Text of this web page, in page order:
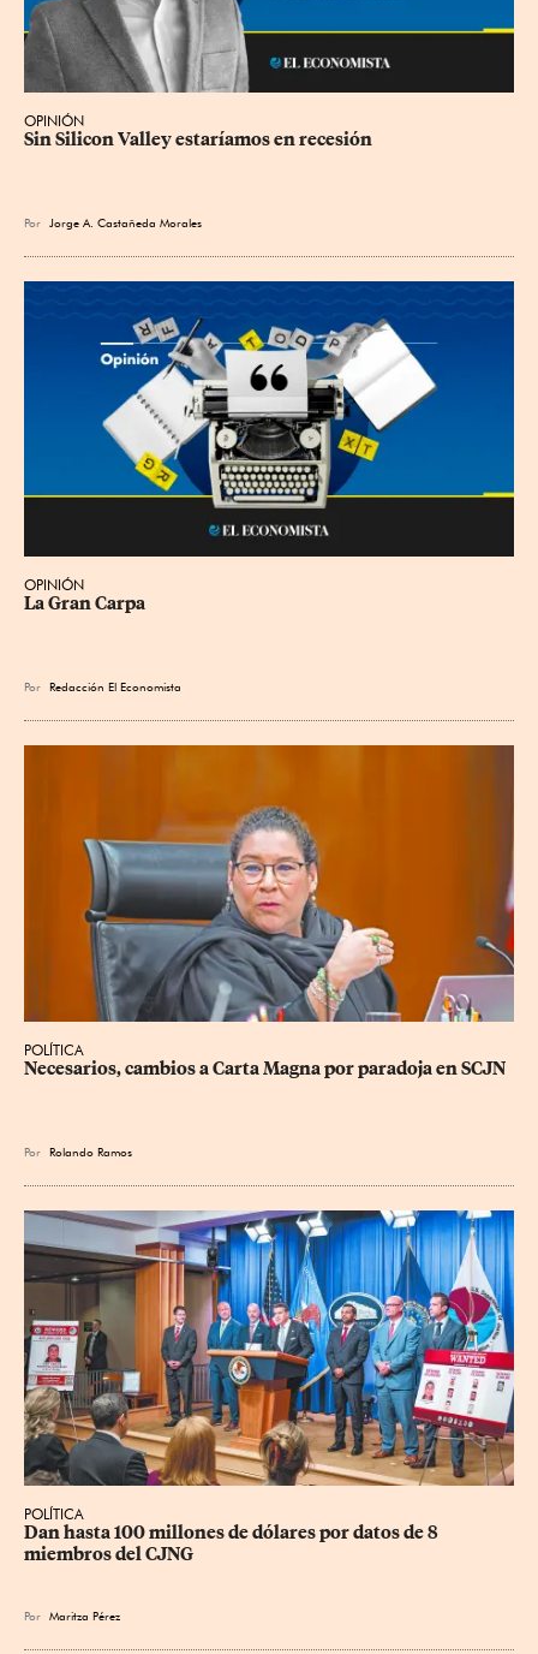
OPINIÓN
Sin Silicon Valley estaríamos en recesión
Por Jorge A. Castañeda Morales
OPINIÓN
La Gran Carpa
Por Redacción El Economista
POLÍTICA
Necesarios, cambios a Carta Magna por paradoja en SCJN
Por Rolando Ramos
POLÍTICA
Dan hasta 100 millones de dólares por datos de 8
miembros del CJNG
Por Maritza Pérez